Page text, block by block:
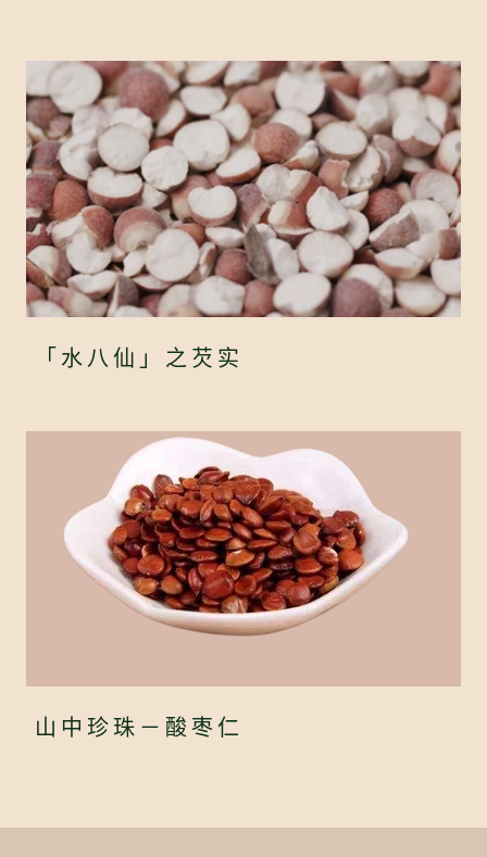
「水八仙」之芡实
山中珍珠－酸枣仁